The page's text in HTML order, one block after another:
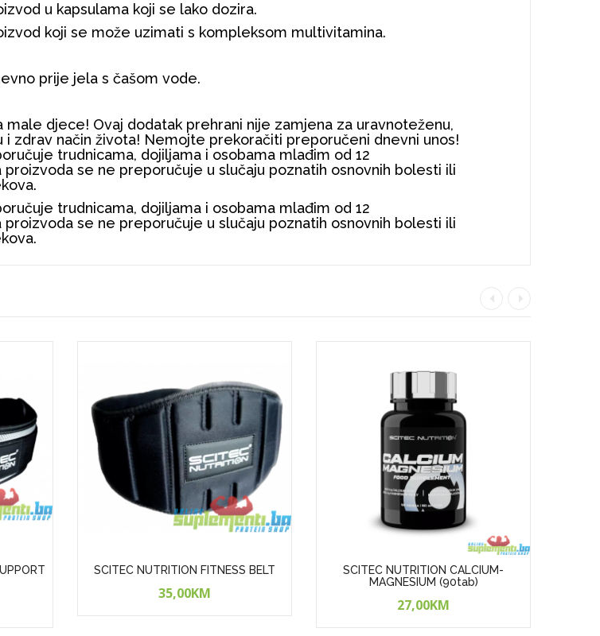
u kapsulama koji se lako dozira.
koji se može uzimati s kompleksom multivitamina.
prije jela s čašom vode.
male djece! Ovaj dodatak prehrani nije zamjena za uravnoteženu,
i zdrav način života! Nemojte prekoračiti preporučeni dnevni unos!
trudnicama, dojiljama i osobama mlađim od 12
proizvoda se ne preporučuje u slučaju poznatih osnovnih bolesti ili
trudnicama, dojiljama i osobama mlađim od 12
proizvoda se ne preporučuje u slučaju poznatih osnovnih bolesti ili
SCITEC NUTRITION FITNESS BELT
35,00KM
SCITEC NUTRITION CALCIUM-
MAGNESIUM (90tab)
27,00KM